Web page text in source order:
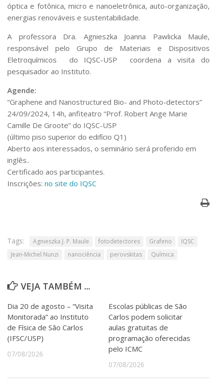
óptica e fotônica, micro e nanoeletrônica, auto-organização,
energias renováveis ​​e sustentabilidade.
A professora Dra. Agnieszka Joanna Pawlicka Maule,
responsável pelo Grupo de Materiais e Dispositivos
Eletroquímicos do IQSC-USP coordena a visita do
pesquisador ao Instituto.
Agende:
“Graphene and Nanostructured Bio- and Photo-detectors”
24/09/2024, 14h, anfiteatro “Prof. Robert Ange Marie
Camille De Groote” do IQSC-USP
(último piso superior do edifício Q1)
Aberto aos interessados, o seminário será proferido em
inglês..
Certificado aos participantes.
Inscrições: no site do IQSC
Tags: Agnieszka J. P. Maule fotodetectores Grafeno
IQSC
Jean-Michel Nunzi
nanociência perovskitas Química
VEJA TAMBÉM ...
Dia 20 de agosto – “Visita
Monitorada” ao Instituto
de Física de São Carlos
(IFSC/USP)
07/08/2026
Escolas públicas de São
Carlos podem solicitar
aulas gratuitas de
programação oferecidas
pelo ICMC
07/08/2026